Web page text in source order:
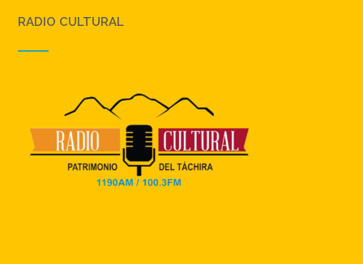
RADIO CULTURAL